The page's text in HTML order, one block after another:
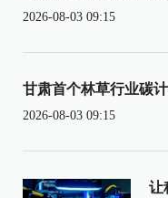
2026-08-03 09:15
甘肃首个林草行业碳
2026-08-03 09:15
让